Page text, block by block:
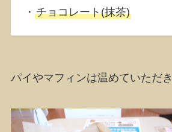
・チョコレート(抹茶)
パイやマフィンは温めていただ